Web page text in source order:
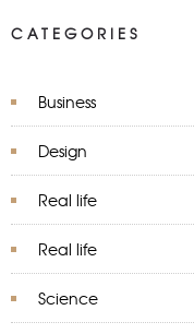
CATEGORIES
Business
Design
Real life
Real life
Science